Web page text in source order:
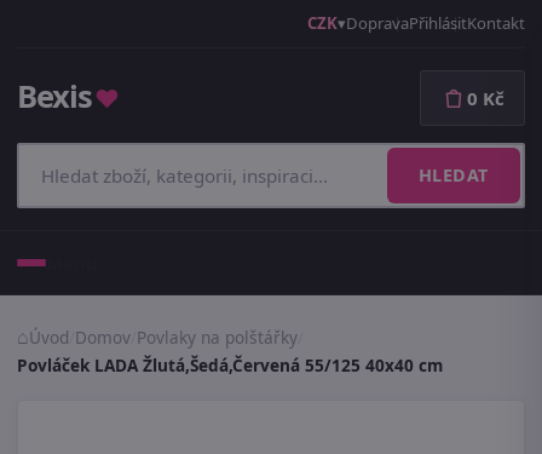
CZK DopravaPřihlásitKontakt
Bexis♥
HLEDAT
0 Kč
Úvod Domov Povlaky na polštářky
Povláček LADA Žlutá,Šedá,Červená 55/125 40x40 cm